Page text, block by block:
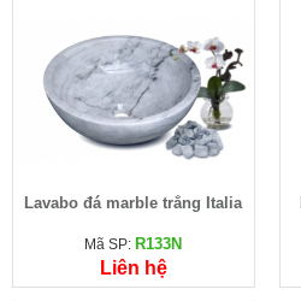
Lavabo đá marble trắng Italia
Mã SP: R133N
Liên hệ